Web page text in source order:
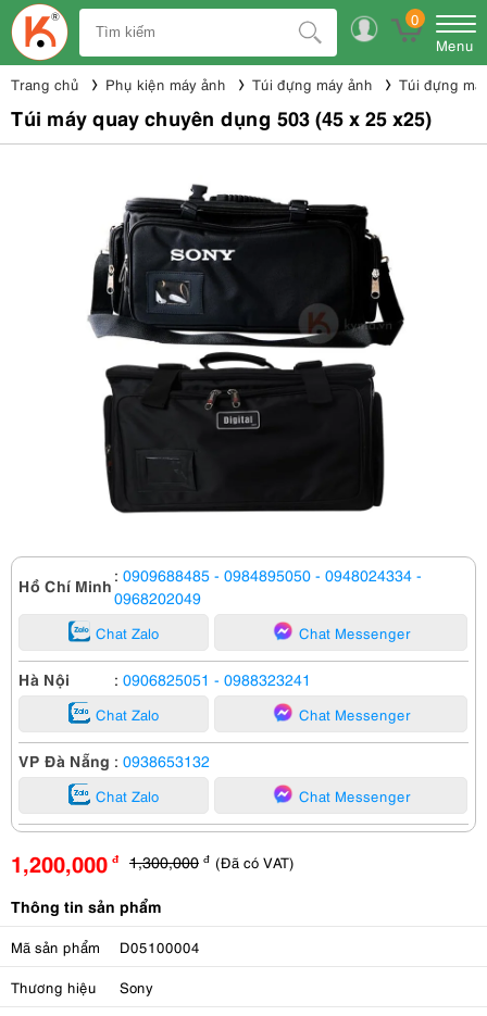
0
Menu
Trang chủ Phụ kiện máy ảnh Túi đựng máy ảnh Túi đựng
Túi máy quay chuyên dụng 503 (45 x 25 x25)
Hồ Chí Minh : 0909688485 - 0984895050 - 0948024334 -
0968202049
Chat Zalo Chat Messenger
Hà Nội : 0906825051 - 0988323241
Chat Zalo Chat Messenger
VP Đà Nẵng : 0938653132
Chat Zalo Chat Messenger
1,200,000 đ 1,300,000 đ (Đã có VAT)
Thông tin sản phẩm
Mã sản phẩm D05100004
Thương hiệu Sony